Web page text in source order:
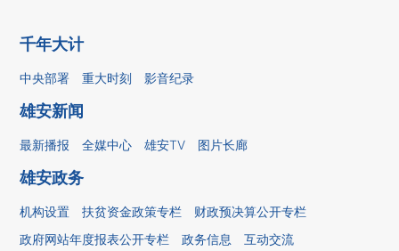
千年大计
中央部署 重大时刻 影音纪录
雄安新闻
最新播报 全媒中心 雄安TV 图片长廊
雄安政务
机构设置 扶贫资金政策专栏
财政预决算公开专栏
政府网站年度报表公开专栏
政务信息 互动交流